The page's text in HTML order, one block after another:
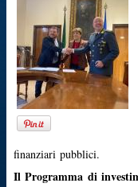
finanziari pubblici.
Il Programma di